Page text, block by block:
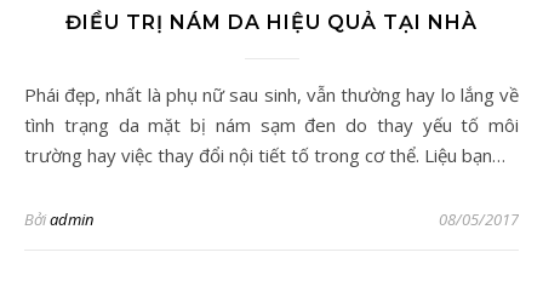
ĐIỀU TRỊ NÁM DA HIỆU QUẢ TẠI NHÀ
Phái đẹp, nhất là phụ nữ sau sinh, vẫn thường hay lo lắng về
tình trạng da mặt bị nám sạm đen do thay yếu tố môi
trường hay việc thay đổi nội tiết tố trong cơ thể. Liệu bạn…
Bởiadmin 08/05/2017